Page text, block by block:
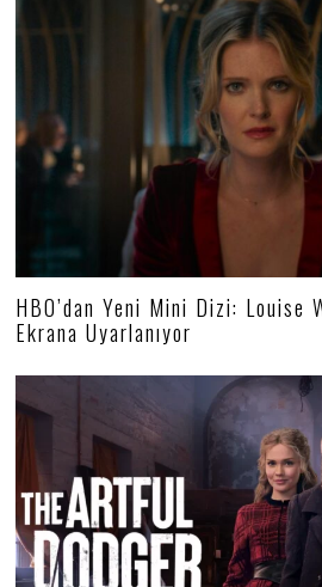
HBO’dan Yeni Mini Dizi: Louise
Ekrana Uyarlanıyor